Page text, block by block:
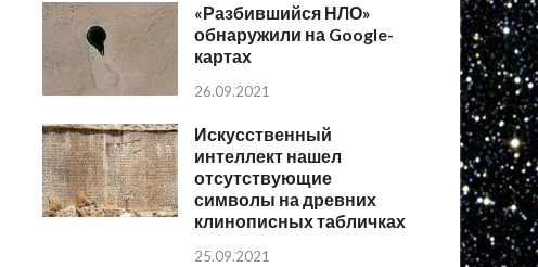
«Разбившийся НЛО»
обнаружили на Google-
картах
26.09.2021
Искусственный
интеллект нашел
отсутствующие
символы на древних
клинописных табличках
25.09.2021